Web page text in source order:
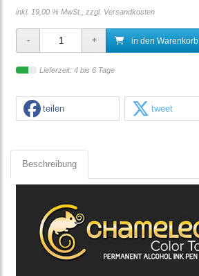
inkl. 19,00 % MwSt., zzgl. Versandkosten
in den Warenkorb
Lieferzeit: 4 bis 6 Tage
teilen tweet
Beschreibung